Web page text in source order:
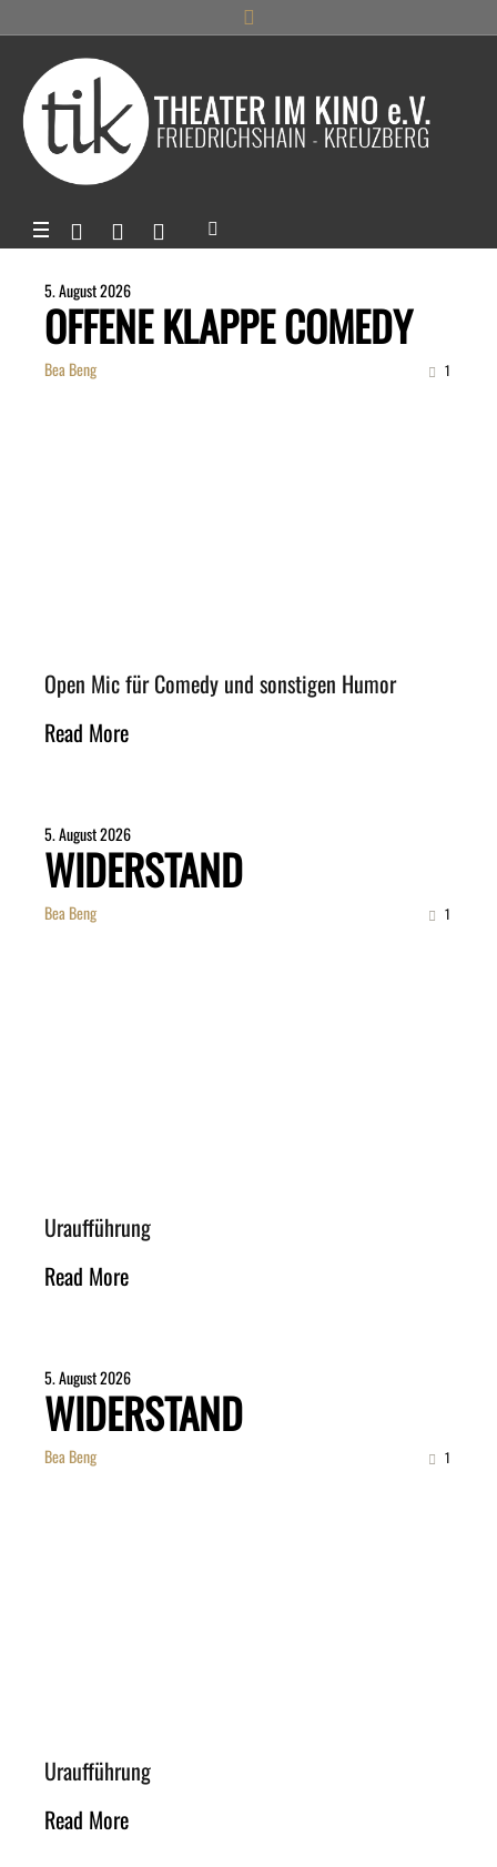
5. August 2026
OFFENE KLAPPE COMEDY
Bea Beng 1
Open Mic für Comedy und sonstigen Humor
Read More
5. August 2026
WIDERSTAND
Bea Beng 1
Uraufführung
Read More
5. August 2026
WIDERSTAND
Bea Beng 1
Uraufführung
Read More